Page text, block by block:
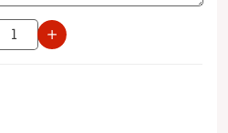
knapparna för att minska
Prinsessbakelse Storlek 1 -